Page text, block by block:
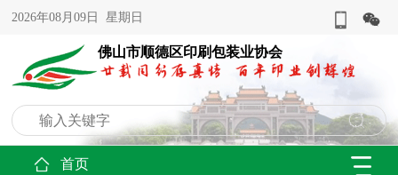
2026年08月09日 星期日
佛山市顺德区印刷包装业协会
首页